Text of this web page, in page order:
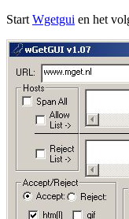
Start Wgetgui en het